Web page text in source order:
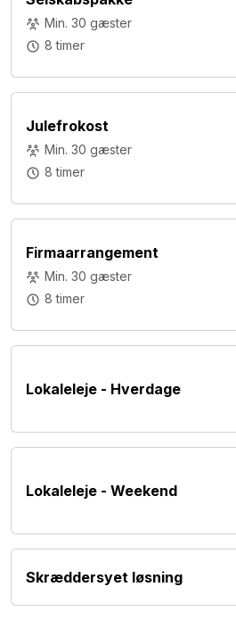
Min. 30 gæster
8 timer
Julefrokost
Min. 30 gæster
8 timer
Firmaarrangement
Min. 30 gæster
8 timer
Lokaleleje - Hverdage
Lokaleleje - Weekend
Skræddersyet løsning